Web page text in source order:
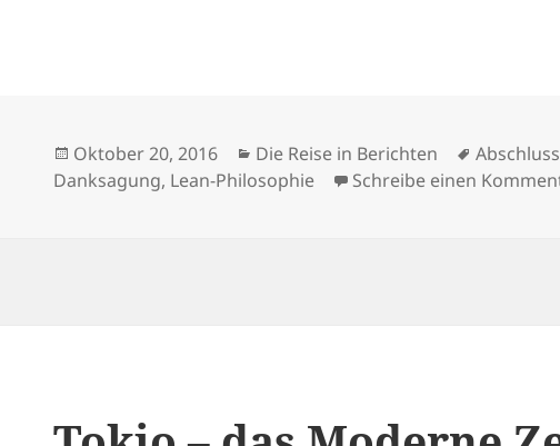
Veröffentlicht
am
Oktober 20, 2016 Kategorien
Die Reise in Berichten
Danksagung, Lean-Philosophie Schreibe einen